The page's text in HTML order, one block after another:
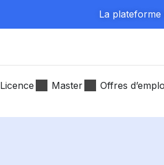
La plateforme
Licence Master Offres